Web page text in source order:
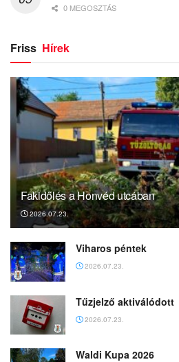
0 MEGOSZTÁS
Friss Hírek
Fakidőlés a Honvéd utcában
2026.07.23.
Viharos péntek
2026.07.23.
Tűzjelző aktiválódott
2026.07.23.
Waldi Kupa 2026